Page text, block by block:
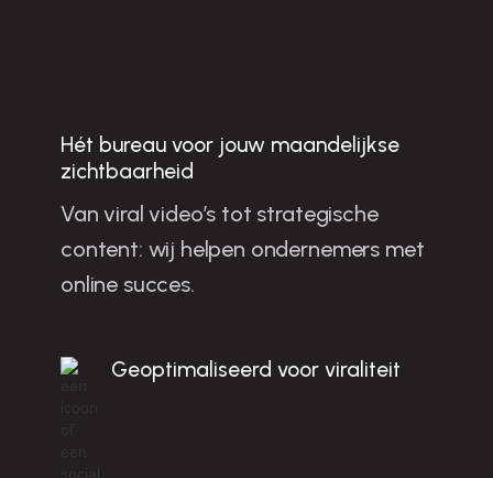
Jo
u
w
b
u
sin
e
ss
la
te
n
g
ro
e
ie
n
m
e
t sh
o
rt-fo
rm
c
o
n
te
n
t in
C
u
ijk
!
Hét bureau voor jouw maandelijkse
zichtbaarheid
Van viral video’s tot strategische
content: wij helpen ondernemers met
online succes.
Geoptimaliseerd voor viraliteit